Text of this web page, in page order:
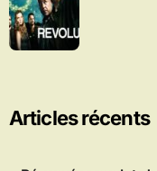
Articles récents